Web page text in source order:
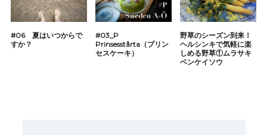
#06 夏はいつからで
すか？
#03_P
Prinsesstårta（プリン
セスケーキ）
野草のシーズン到来！
ヘルシンキで気軽に楽
しめる野草①ムラサキ
ベンケイソウ